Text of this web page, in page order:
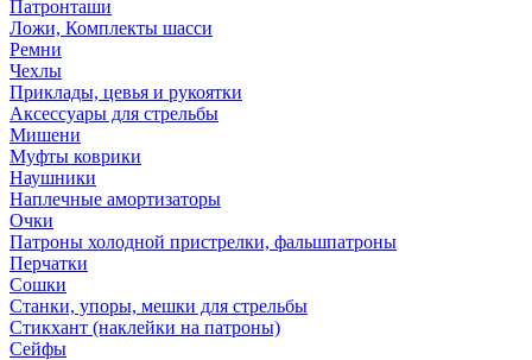
Патронташи
Ложи, Комплекты шасси
Ремни
Чехлы
Приклады, цевья и рукоятки
Аксессуары для стрельбы
Мишени
Муфты коврики
Наушники
Наплечные амортизаторы
Очки
Патроны холодной пристрелки, фальшпатроны
Перчатки
Сошки
Станки, упоры, мешки для стрельбы
Стикхант (наклейки на патроны)
Сейфы